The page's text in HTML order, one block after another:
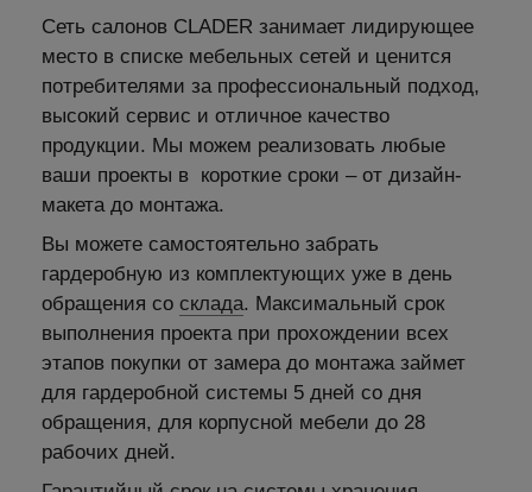
Сеть салонов CLADER занимает лидирующее
место в списке мебельных сетей и ценится
потребителями за профессиональный подход,
высокий сервис и отличное качество
продукции. Мы можем реализовать любые
ваши проекты в короткие сроки – от дизайн-
макета до монтажа.
Вы можете самостоятельно забрать
гардеробную из комплектующих уже в день
обращения со склада. Максимальный срок
выполнения проекта при прохождении всех
этапов покупки от замера до монтажа займет
для гардеробной системы 5 дней со дня
обращения, для корпусной мебели до 28
рабочих дней.